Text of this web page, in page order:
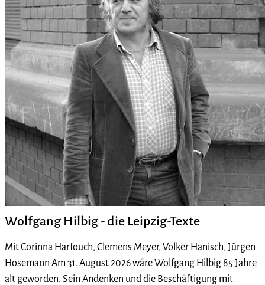
Wolfgang Hilbig - die Leipzig-Texte
Mit Corinna Harfouch, Clemens Meyer, Volker Hanisch, Jürgen
Hosemann Am 31. August 2026 wäre Wolfgang Hilbig 85 Jahre
alt geworden. Sein Andenken und die Beschäftigung mit